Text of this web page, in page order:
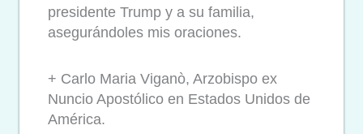
presidente Trump y a su familia,
asegurándoles mis oraciones.
+ Carlo Maria Viganò, Arzobispo ex
Nuncio Apostólico en Estados Unidos de
América.